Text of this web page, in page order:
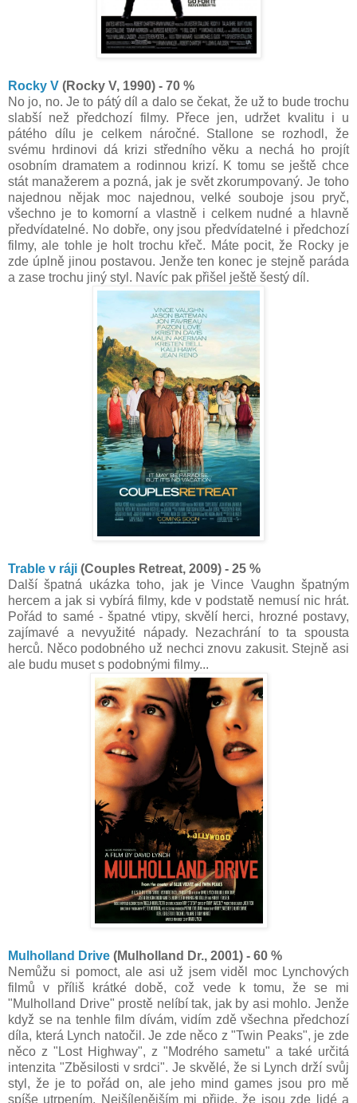
Rocky V (Rocky V, 1990) - 70 %
No jo, no. Je to pátý díl a dalo se čekat, že už to bude trochu
slabší než předchozí filmy. Přece jen, udržet kvalitu i u
pátého dílu je celkem náročné. Stallone se rozhodl, že
svému hrdinovi dá krizi středního věku a nechá ho projít
osobním dramatem a rodinnou krizí. K tomu se ještě chce
stát manažerem a pozná, jak je svět zkorumpovaný. Je toho
najednou nějak moc najednou, velké souboje jsou pryč,
všechno je to komorní a vlastně i celkem nudné a hlavně
předvídatelné. No dobře, ony jsou předvídatelné i předchozí
filmy, ale tohle je holt trochu křeč. Máte pocit, že Rocky je
zde úplně jinou postavou. Jenže ten konec je stejně paráda
a zase trochu jiný styl. Navíc pak přišel ještě šestý díl.
Trable v ráji (Couples Retreat, 2009) - 25 %
Další špatná ukázka toho, jak je Vince Vaughn špatným
hercem a jak si vybírá filmy, kde v podstatě nemusí nic hrát.
Pořád to samé - špatné vtipy, skvělí herci, hrozné postavy,
zajímavé a nevyužité nápady. Nezachrání to ta spousta
herců. Něco podobného už nechci znovu zakusit. Stejně asi
ale budu muset s podobnými filmy...
Mulholland Drive (Mulholland Dr., 2001) - 60 %
Nemůžu si pomoct, ale asi už jsem viděl moc Lynchových
filmů v příliš krátké době, což vede k tomu, že se mi
"Mulholland Drive" prostě nelíbí tak, jak by asi mohlo. Jenže
když se na tenhle film dívám, vidím zdě všechna předchozí
díla, která Lynch natočil. Je zde něco z "Twin Peaks", je zde
něco z "Lost Highway", z "Modrého sametu" a také určitá
intenzita "Zběsilosti v srdci". Je skvělé, že si Lynch drží svůj
styl, že je to pořád on, ale jeho mind games jsou pro mě
spíše utrpením. Nejšílenějším mi přijde, že jsou zde lidé a